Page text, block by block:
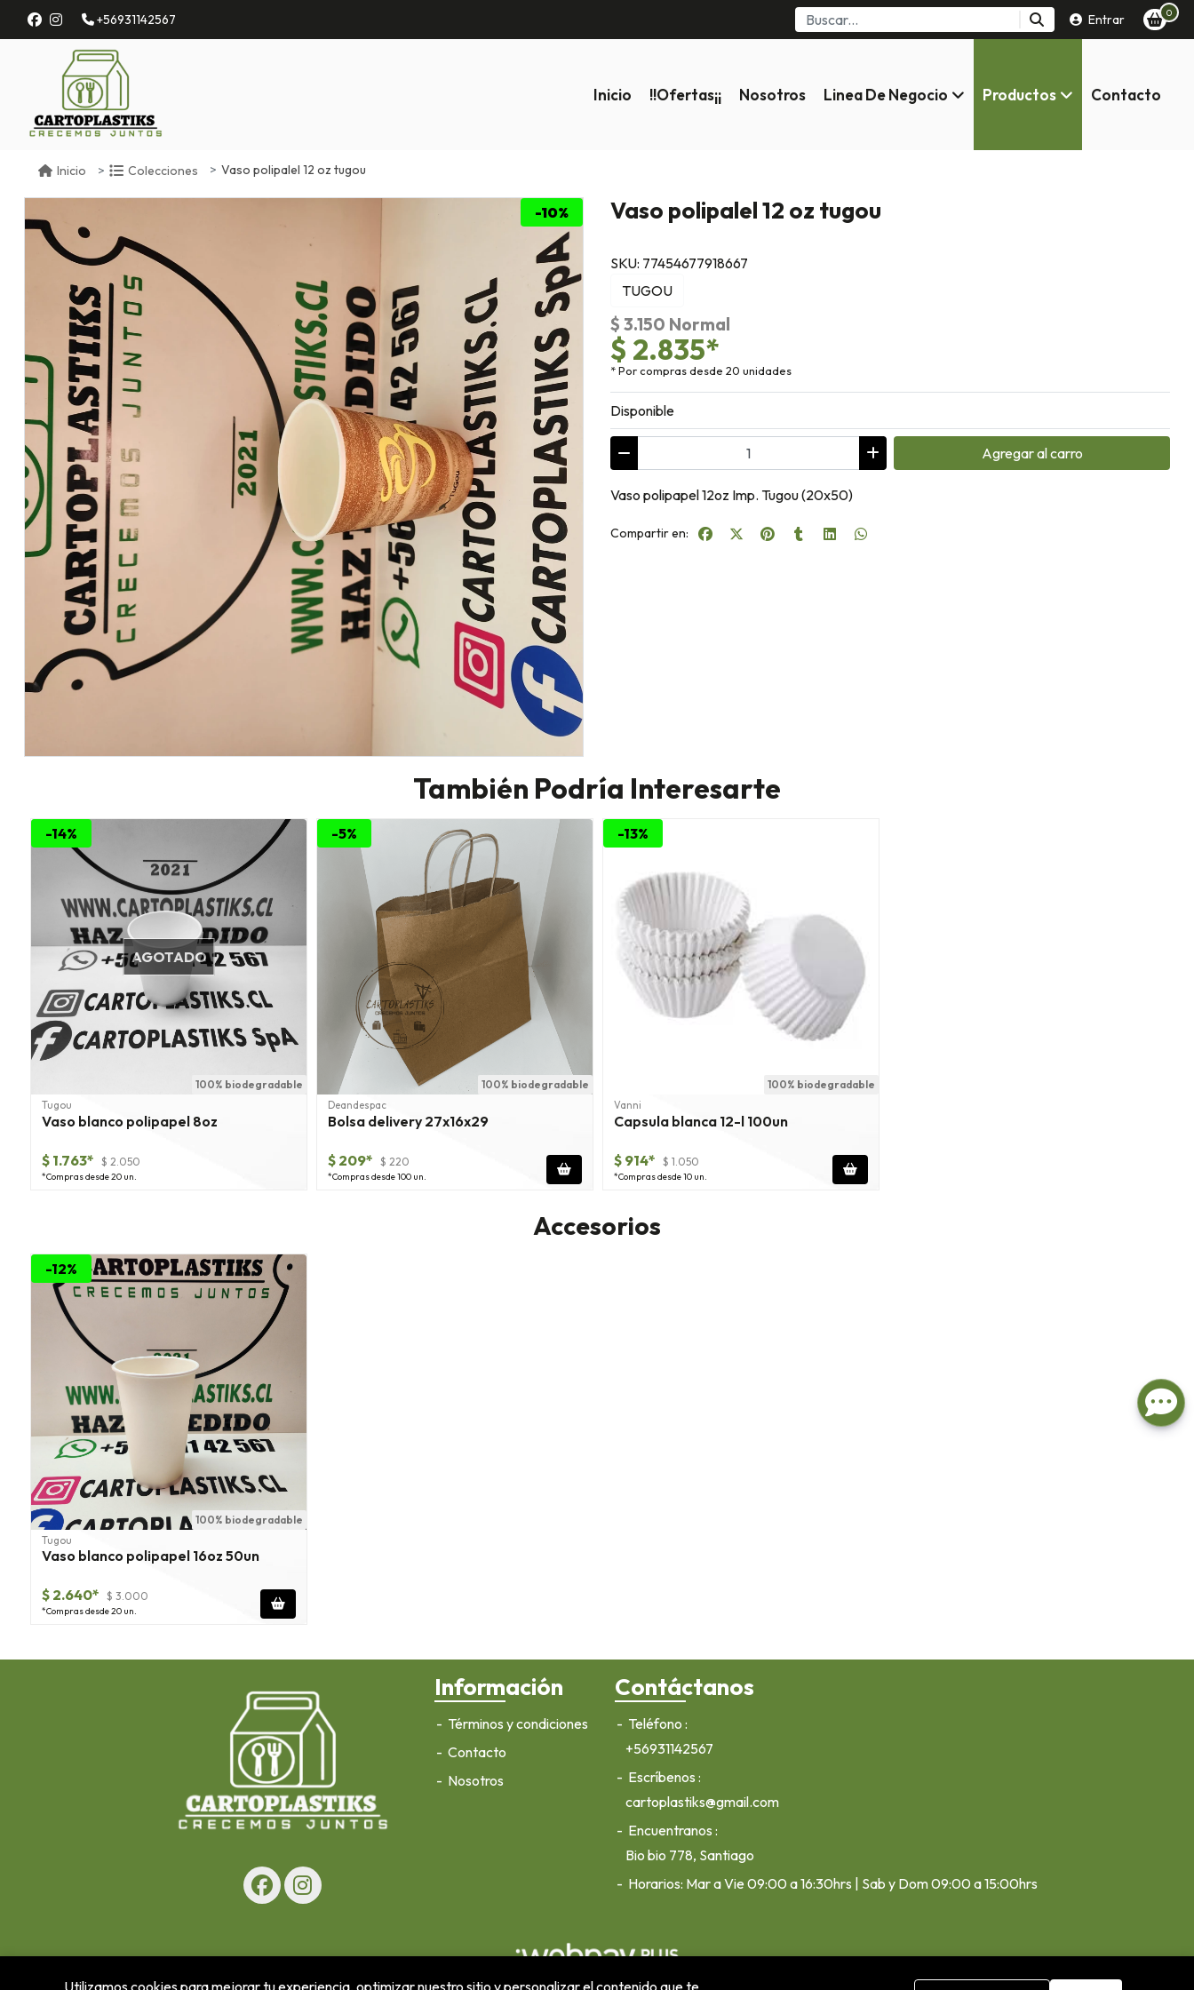
+56931142567 Entrar 0
Inicio !!ofertas¡¡ Nosotros Linea De Negocio Productos Contacto
Inicio Colecciones Vaso polipalel 12 oz tugou
-10% Vaso polipalel 12 oz tugou
SKU: 77454677918667
TUGOU
$ 3.150 Normal
$ 2.835*
* Por compras desde 20 unidades
Disponible
Agregaral carro
Vaso polipapel 12oz Imp. Tugou (20x50)
Compartir en:
También Podría Interesarte
-14%
AGOTADO
100% biodegradable
Tugou
Vaso blanco polipapel 8oz
$ 1.763* $ 2.050
*Compras desde 20 un.
-5%
100% biodegradable
Deandespac
Bolsa delivery 27x16x29
$ 209* $ 220
*Compras desde 100 un.
-13%
100% biodegradable
Vanni
Capsula blanca 12-l 100un
$ 914* $ 1.050
*Compras desde 10 un.
Accesorios
-12%
100% biodegradable
Tugou
Vaso blanco polipapel 16oz 50un
$ 2.640* $ 3.000
*Compras desde 20 un.
Información
Términos y condiciones
Contacto
Nosotros
Contáctanos
Teléfono
+56931142567
Escríbenos
cartoplastiks@gmail.com
Encuentranos
Bio bio 778, Santiago
Horarios: Mar a Vie 09:00 a 16:30hrs | Sab y Dom 09:00 a 15:00hrs
Utilizamos cookies para mejorar tu experiencia, optimizar nuestro sitio y personalizar el contenido que te